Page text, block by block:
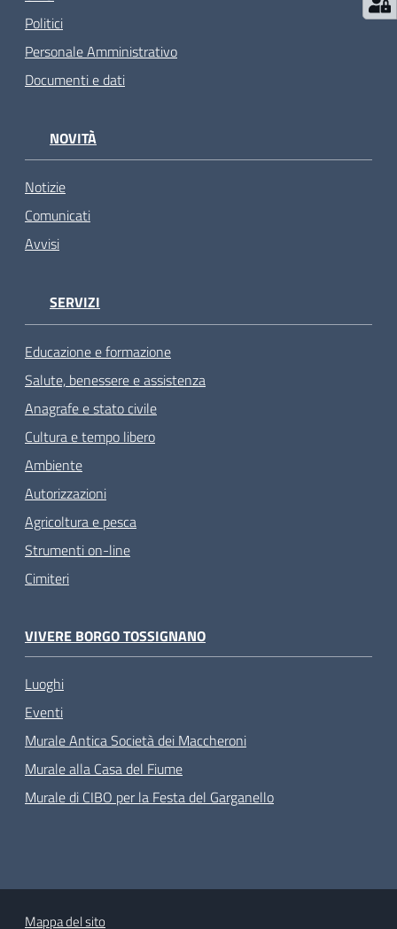
Politici
Personale Amministrativo
Documenti e dati
NOVITÀ
Notizie
Comunicati
Avvisi
SERVIZI
Educazione e formazione
Salute, benessere e assistenza
Anagrafe e stato civile
Cultura e tempo libero
Ambiente
Autorizzazioni
Agricoltura e pesca
Strumenti on-line
Cimiteri
VIVERE BORGO TOSSIGNANO
Luoghi
Eventi
Murale Antica Società dei Maccheroni
Murale alla Casa del Fiume
Murale di CIBO per la Festa del Garganello
Mappa del sito